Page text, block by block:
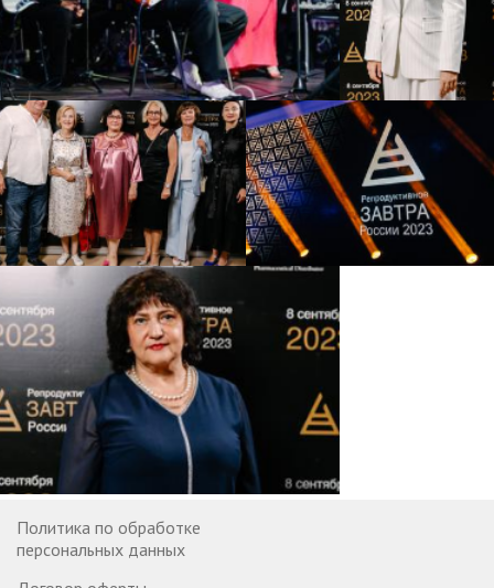
Политика по обработке
персональных данных